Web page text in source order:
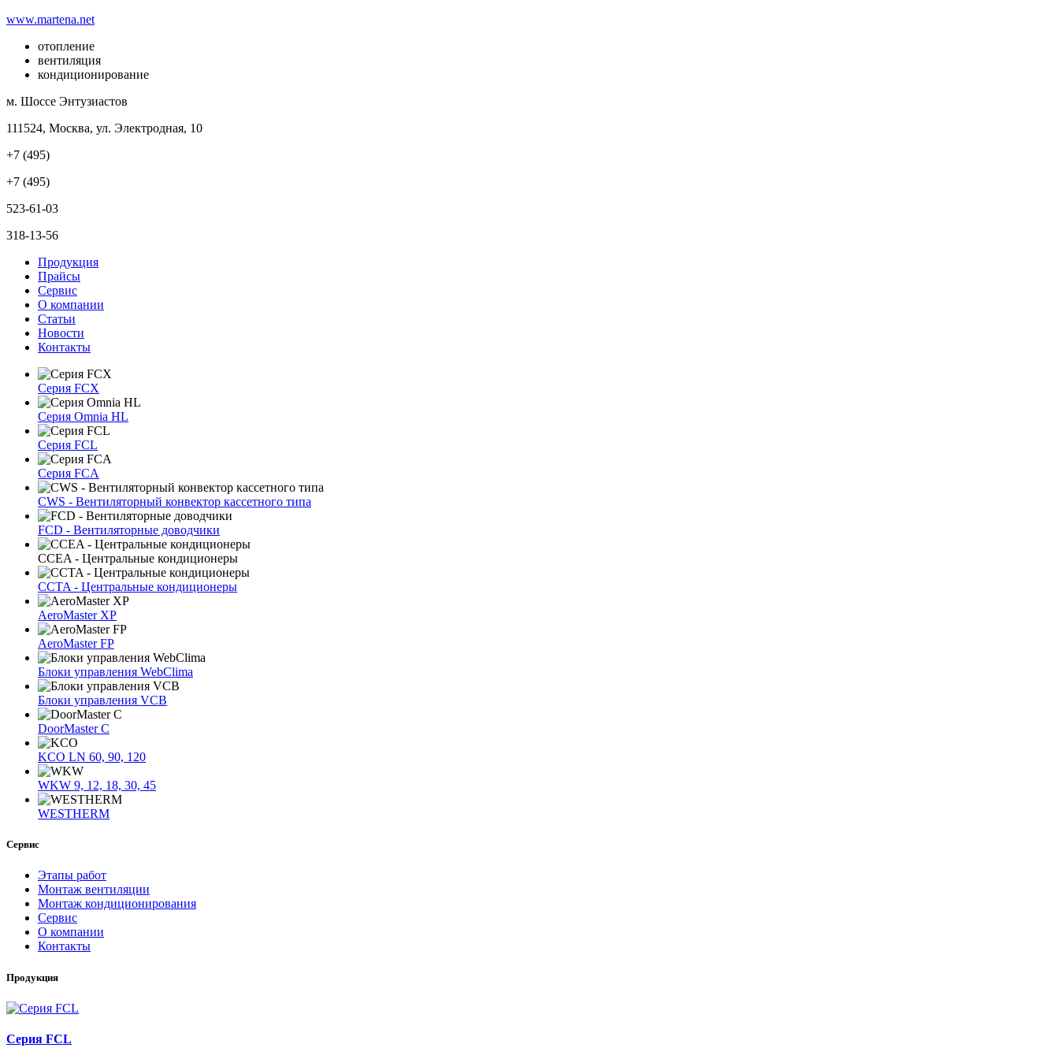
www.martena.net
отопление
вентиляция
кондиционирование
м. Шоссе Энтузиастов
111524, Москва, ул. Электродная, 10
+7 (495)
+7 (495)
523-61-03
318-13-56
Продукция
Прайсы
Сервис
О компании
Статьи
Новости
Контакты
Серия FCX
Серия Omnia HL
Серия FCL
Серия FCA
CWS - Вентиляторный конвектор кассетного типа
FCD - Вентиляторные доводчики
CCEA - Центральные кондиционеры
CCTA - Центральные кондиционеры
AeroMaster XP
AeroMaster FP
Блоки упрaвлeния WebClima
Блоки упрaвлeния VCB
DoorMaster C
KCO LN 60, 90, 120
WKW 9, 12, 18, 30, 45
WESTHERM
Сервис
Этапы работ
Монтаж вентиляции
Монтаж кондиционирования
Сервис
О компании
Контакты
Продукция
Серия FCL